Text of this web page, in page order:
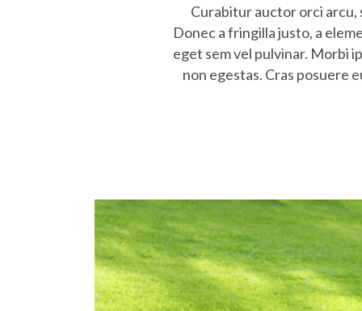
Curabitur auctor orci arcu,
Donec a fringilla justo, a
eget sem vel pulvinar. Morbi
non egestas. Cras posuere